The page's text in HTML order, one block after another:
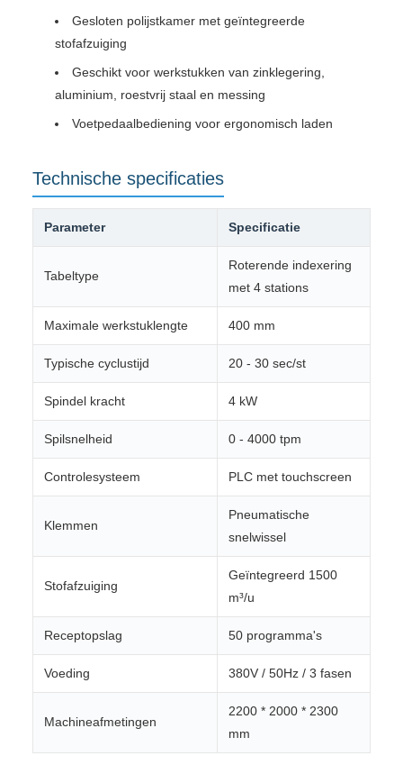
Gesloten polijstkamer met geïntegreerde
stofafzuiging
Geschikt voor werkstukken van zinklegering,
aluminium, roestvrij staal en messing
Voetpedaalbediening voor ergonomisch laden
Technische specificaties
Parameter Specificatie
Tabeltype
Roterende indexering
met 4 stations
Maximale werkstuklengte 400 mm
Typische cyclustijd 20 - 30 sec/st
Spindel kracht 4 kW
Spilsnelheid 0 - 4000 tpm
Controlesysteem PLC met touchscreen
Klemmen
Pneumatische
snelwissel
Stofafzuiging
Geïntegreerd 1500
m³/u
Receptopslag 50 programma's
Voeding 380V / 50Hz / 3 fasen
Machineafmetingen
2200 * 2000 * 2300
mm